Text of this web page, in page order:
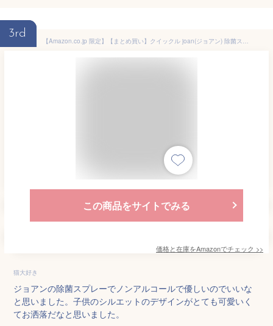
3rd
【Amazon.co.jp 限定】【まとめ買い】クイックル joan(ジョアン) 除菌スプレー ノンアルコール 香り気にならない微香性 本体 + 詰め替え 計550ml
この商品をサイトでみる
価格と在庫をAmazonでチェック >>
猫大好き
ジョアンの除菌スプレーでノンアルコールで優しいのでいいな
と思いました。子供のシルエットのデザインがとても可愛いく
てお洒落だなと思いました。